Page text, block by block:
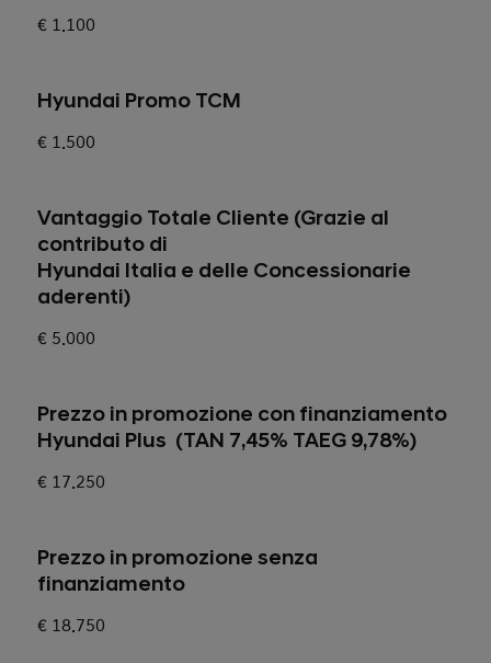
€ 1.100
Hyundai Promo TCM
€ 1.500
Vantaggio Totale Cliente (Grazie al
contributo di
Hyundai Italia e delle Concessionarie
aderenti)
€ 5.000
Prezzo in promozione con finanziamento
Hyundai Plus (TAN 7,45% TAEG 9,78%)
€ 17.250
Prezzo in promozione senza
finanziamento
€ 18.750